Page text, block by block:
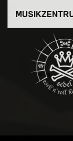
Inhalt